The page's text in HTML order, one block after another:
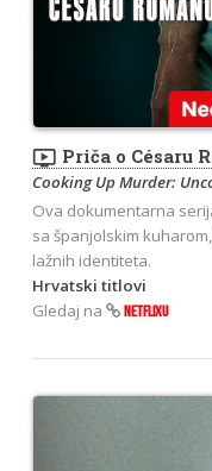
ondemand_video Priča o Césaru
Cooking Up Murder:
Ova dokumentarna
sa španjolskim
lažnih identiteta.
Hrvatski titlovi
Gledaj na
NETFLIXU